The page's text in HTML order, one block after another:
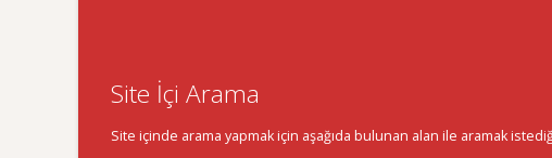
Site İçi Arama
Site içinde arama yapmak için aşağıda bulunan alan ile aramak